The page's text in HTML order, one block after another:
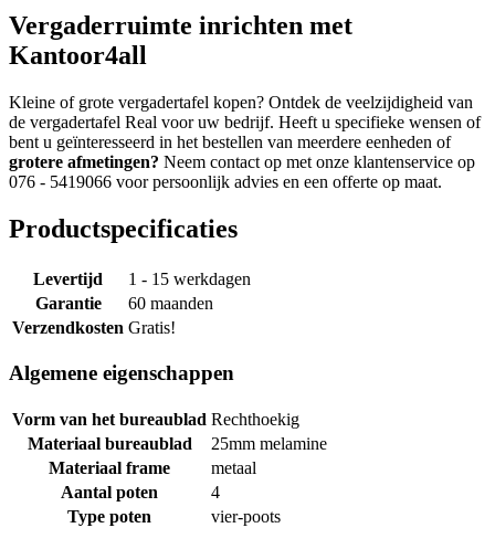
Vergaderruimte inrichten met
Kantoor4all
Kleine of grote vergadertafel kopen? Ontdek de veelzijdigheid van
de vergadertafel Real voor uw bedrijf. Heeft u specifieke wensen of
bent u geïnteresseerd in het bestellen van meerdere eenheden of
grotere afmetingen? Neem contact op met onze klantenservice op
076 - 5419066 voor persoonlijk advies en een offerte op maat.
Productspecificaties
Levertijd
1 - 15 werkdagen
Garantie
60 maanden
Verzendkosten Gratis!
Algemene eigenschappen
Vorm van het bureaublad Rechthoekig
Materiaal bureaublad
25mm melamine
Materiaal frame
metaal
Aantal poten
4
Type poten
vier-poots